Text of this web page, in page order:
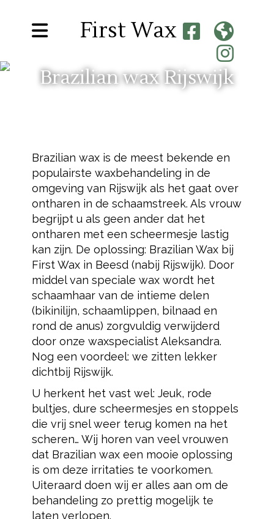
First Wax
Brazilian wax Rijswijk
Brazilian wax is de meest bekende en
populairste waxbehandeling in de
omgeving van Rijswijk als het gaat over
ontharen in de schaamstreek. Als vrouw
begrijpt u als geen ander dat het
ontharen met een scheermesje lastig
kan zijn. De oplossing: Brazilian Wax bij
First Wax in Beesd (nabij Rijswijk). Door
middel van speciale wax wordt het
schaamhaar van de intieme delen
(bikinilijn, schaamlippen, bilnaad en
rond de anus) zorgvuldig verwijderd
door onze waxspecialist Aleksandra.
Nog een voordeel: we zitten lekker
dichtbij Rijswijk.
U herkent het vast wel: Jeuk, rode
bultjes, dure scheermesjes en stoppels
die vrij snel weer terug komen na het
scheren… Wij horen van veel vrouwen
dat Brazilian wax een mooie oplossing
is om deze irritaties te voorkomen.
Uiteraard doen wij er alles aan om de
behandeling zo prettig mogelijk te
laten verlopen.